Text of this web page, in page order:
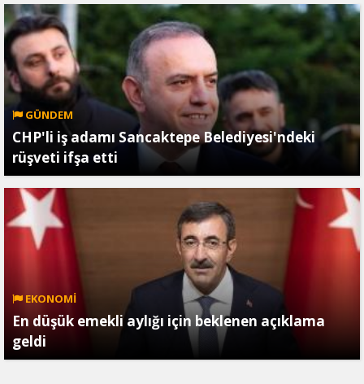
GÜNDEM
CHP'li iş adamı Sancaktepe Belediyesi'ndeki
rüşveti ifşa etti
EKONOMİ
En düşük emekli aylığı için beklenen açıklama
geldi